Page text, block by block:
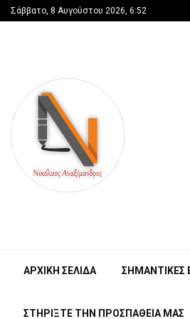
Σάββατο, 8 Αυγούστου 2026, 6:52
ΑΡΧΙΚΗ ΣΕΛΙΔΑ ΣΗΜΑΝΤΙΚΕΣ
ΣΤΗΡΊΞΤΕ ΤΗΝ ΠΡΟΣΠΆΘΕΙΑ ΜΑΣ